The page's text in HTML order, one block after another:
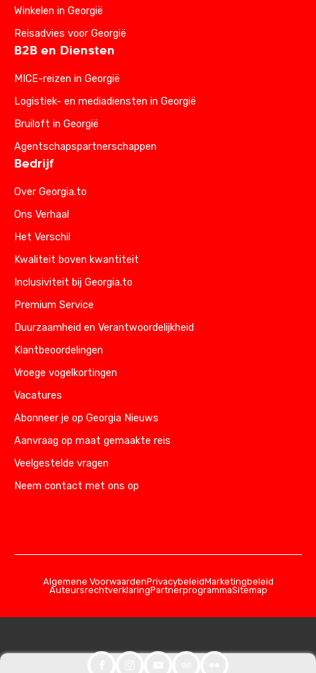
Winkelen in Georgië
Reisadvies voor Georgië
B2B en Diensten
MICE-reizen in Georgië
Logistiek- en mediadiensten in Georgië
Bruiloft in Georgië
Agentschapspartnerschappen
Bedrijf
Over Georgia.to
Ons Verhaal
Het Verschil
Kwaliteit boven kwantiteit
Inclusiviteit bij Georgia.to
Premium Service
Duurzaamheid en Verantwoordelijkheid
Klantbeoordelingen
Vroege vogelkortingen
Vacatures
Abonneer je op Georgia Nieuws
Aanvraag op maat gemaakte reis
Veelgestelde vragen
Neem contact met ons op
Algemene VoorwaardenPrivacybeleidMarketingbeleid
AuteursrechtverklaringPartnerprogrammaSitemap